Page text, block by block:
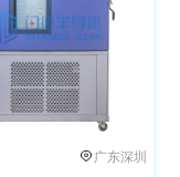
广东深圳